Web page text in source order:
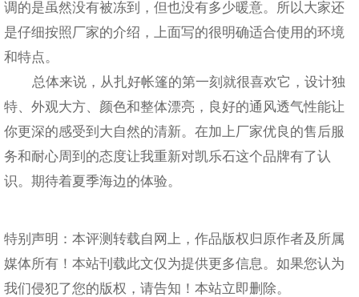
调的是虽然没有被冻到，但也没有多少暖意。所以大家还
是仔细按照厂家的介绍，上面写的很明确适合使用的环境
和特点。
总体来说，从扎好帐篷的第一刻就很喜欢它，设计独
特、外观大方、颜色和整体漂亮，良好的通风透气性能让
你更深的感受到大自然的清新。在加上厂家优良的售后服
务和耐心周到的态度让我重新对凯乐石这个品牌有了认
识。期待着夏季海边的体验。
特别声明：本评测转载自网上，作品版权归原作者及所属
媒体所有！本站刊载此文仅为提供更多信息。如果您认为
我们侵犯了您的版权，请告知！本站立即删除。